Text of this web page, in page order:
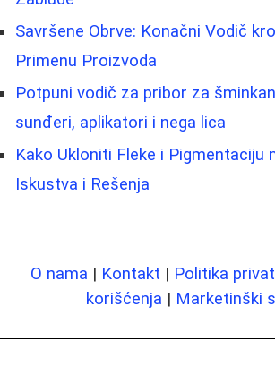
Savršene Obrve: Konačni Vodič
Primenu Proizvoda
Potpuni vodič za pribor za
sunđeri, aplikatori i nega lica
Kako Ukloniti Fleke i Pigmentaciju
Iskustva i Rešenja
O nama | Kontakt | Politika
korišćenja | Marketinški